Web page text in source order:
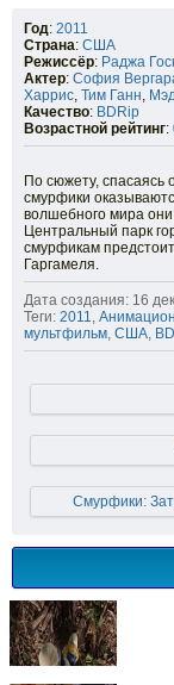
Год: 2011
Страна: США
Режиссёр: Раджа
Актер: София
Харрис, Тим Ганн,
Качество: BDRip
Возрастной рейтинг:
По сюжету, спасаясь
смурфики
волшебного мира
Центральный парк
смурфикам
Гаргамеля.
Дата создания: 16
Теги: 2011,
мультфильм, США,
Смурфики: